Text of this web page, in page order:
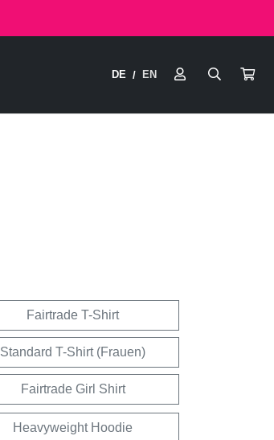
DE / EN
Fairtrade T-Shirt
Standard T-Shirt (Frauen)
Fairtrade Girl Shirt
Heavyweight Hoodie